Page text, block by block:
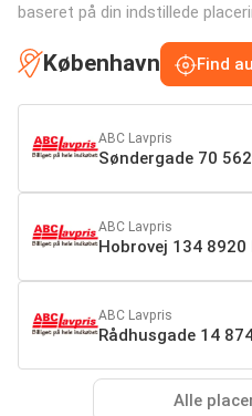
baseret på din indstillede
København Find
ABC Lavpris
Søndergade 70
ABC Lavpris
Hobrovej 134 8920
ABC Lavpris
Rådhusgade 14
Alle